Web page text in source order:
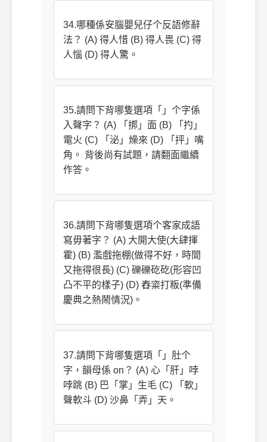
34.哪種係安腦嬰兒仔个反語修辭
法？ (A) 得人惜 (B) 得人畏 (C) 得
人惱 (D) 得人驚。
35.請問下背哪隻選項「」个字係
入聲字？ (A) 「挷」面 (B) 「扚」
電火 (C) 「泌」燥來 (D) 「抨」嘴
角。 背後尚有試題，請翻面繼續
作答。
36.請問下背哪隻選項个客家成語
寫毋著字？ (A) 大開大使(大肆揮
霍) (B) 濫戲拖棚(做得不好，時間
又拖得很長) (C) 礫礫矻矻(形容凹
凸不平的樣子) (D) 舂粢打粄(準備
慶典之熱鬧情況)。
37.請問下背哪隻選項「」肚个
字，韻母係 on？ (A) 心「肝」哱
哱跳 (B) 巴「掌」生毛 (C) 「軟」
聲軟斗 (D) 沙鼻「弄」天。